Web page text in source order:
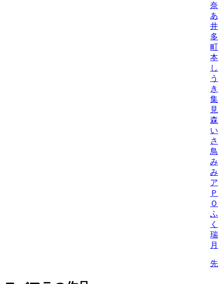
奈/
あ
井
多
町
本
し
う
き
集
見
森
い
さ
鳥
み/
み
ア
Ｐ
Ｏ
ふ
く
瑞
先